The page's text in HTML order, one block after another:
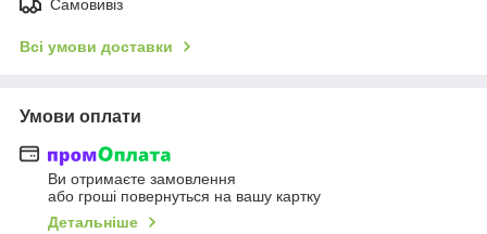
Самовивіз
Всі умови доставки
Умови оплати
Ви отримаєте замовлення
або гроші повернуться на вашу картку
Детальніше